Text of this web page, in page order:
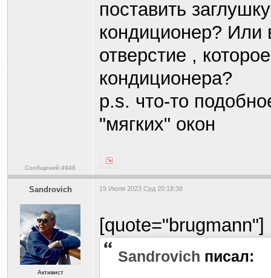
Сообщений:4948
поставить
кондиционер? Или
отверстие ,
кондиционера?
p.s. что-то
"мягких" окон
Sandrovich
Активист
19 Июля 2023 Срд 20:18:38
[quote="brugmann"]
Sandrovich писал: